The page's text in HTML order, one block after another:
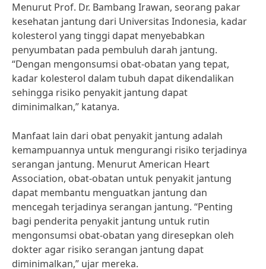
Menurut Prof. Dr. Bambang Irawan, seorang pakar
kesehatan jantung dari Universitas Indonesia, kadar
kolesterol yang tinggi dapat menyebabkan
penyumbatan pada pembuluh darah jantung.
“Dengan mengonsumsi obat-obatan yang tepat,
kadar kolesterol dalam tubuh dapat dikendalikan
sehingga risiko penyakit jantung dapat
diminimalkan,” katanya.
Manfaat lain dari obat penyakit jantung adalah
kemampuannya untuk mengurangi risiko terjadinya
serangan jantung. Menurut American Heart
Association, obat-obatan untuk penyakit jantung
dapat membantu menguatkan jantung dan
mencegah terjadinya serangan jantung. “Penting
bagi penderita penyakit jantung untuk rutin
mengonsumsi obat-obatan yang diresepkan oleh
dokter agar risiko serangan jantung dapat
diminimalkan,” ujar mereka.